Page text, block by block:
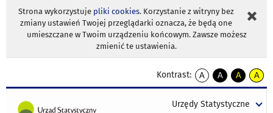
Strona wykorzystuje pliki cookies. Korzystanie z witryny bez
zmiany ustawień Twojej przeglądarki oznacza, że będą one
umieszczane w Twoim urządzeniu końcowym. Zawsze możesz
zmienić te ustawienia.
Kontrast:
A
kontrast
A
kontrast
tekst
A
kontrast
tekst
A
tekst
Urzędy Statystyczne